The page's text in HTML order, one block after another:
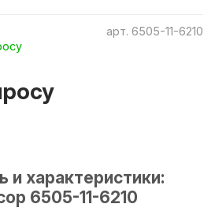
арт. 6505-11-6210
и характеристики:
6505-11-6210